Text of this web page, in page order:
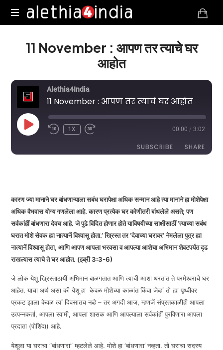
Alethia4India
11 November : आपण तर त्याचे घर
आहोत
Alethia4India
11 November : आपण तर त्याचे घर आहोत
PLAY
EPISODE 1X 00:00 / 3:02
SUBSCRIBE SHARE
LINK
EMBED
कारण ज्या मानाने घर बांधणाऱ्याला सबंध घरापेक्षा अधिक सन्मान आहे त्या मानाने हा मोशेपेक्षा
अधिक वैभवास योग्य गणलेला आहे. कारण प्रत्येक घर कोणीतरी बांधलेले असते; पण
सर्वकांहीं बांधणारा देवच आहे. जे पुढे विदित होणार होते याविषयीच्या साक्षीसाठीं ‘त्याच्या सबंध
घरात मोशे सेवक ह्या नात्यानें विश्वासू होता.’ ख्रिस्त तर ‘देवाच्या घरावर’ नेमलेला पुत्र ह्या
नात्यानें विश्वासू होता, आणि आपण आपला भरवसा व आपल्या आशेचा अभिमान शेवटपर्यंत दृढ
राखल्यास त्याचे ते घर आहोत. (इब्री 3:3-6)
जे लोक येशू ख्रिस्ताठायीं अभिमान बाळगतात आणि त्याची आशा धरतात ते परमेश्वराचे घर
आहेत. याचा अर्थ असा की येशू हा केवळ मोशेच्या काळांत किंवा जेव्हां तो ह्या पृथ्वीवर
प्रकट झाला केवळ त्यां दिवसातच नव्हे – तर अगदी आज, म्हणजें संप्रतकाळीही आपला
उत्पन्नकर्ता, आपला स्वामी, आपला शासक आणि आपल्याला सर्वकांहीं पुरविणारा आपला
प्रदाता (पोशिंदा) आहे.
येशूला या घराचा “बांधणारा” म्हटलेले आहे. मोशे हा ‘बांधणारा’ नव्हता. तो घराचा सदस्य